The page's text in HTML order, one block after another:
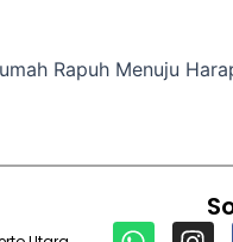
Rapuh Menuju
W I